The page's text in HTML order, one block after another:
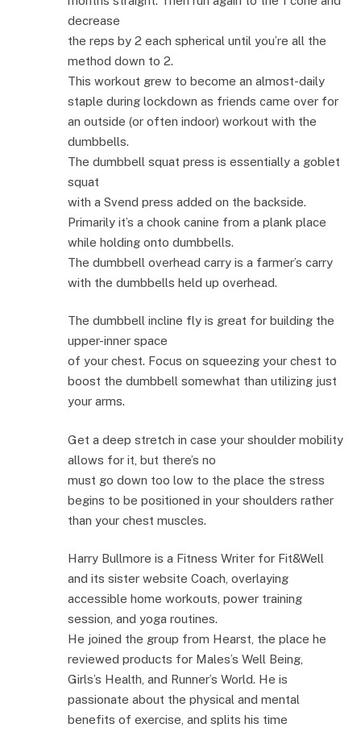
decrease
the reps by 2 each spherical until you’re all the
method down to 2.
This workout grew to become an almost-daily
staple during lockdown as friends came over for
an outside (or often indoor) workout with the
dumbbells.
The dumbbell squat press is essentially a goblet
squat
with a Svend press added on the backside.
Primarily it’s a chook canine from a plank place
while holding onto dumbbells.
The dumbbell overhead carry is a farmer’s carry
with the dumbbells held up overhead.
The dumbbell incline fly is great for building the
upper-inner space
of your chest. Focus on squeezing your chest to
boost the dumbbell somewhat than utilizing just
your arms.
Get a deep stretch in case your shoulder mobility
allows for it, but there’s no
must go down too low to the place the stress
begins to be positioned in your shoulders rather
than your chest muscles.
Harry Bullmore is a Fitness Writer for Fit&Well
and its sister website Coach, overlaying
accessible home workouts, power training
session, and yoga routines.
He joined the group from Hearst, the place he
reviewed products for Males’s Well Being,
Girls’s Health, and Runner’s World. He is
passionate about the physical and mental
benefits of exercise, and splits his time